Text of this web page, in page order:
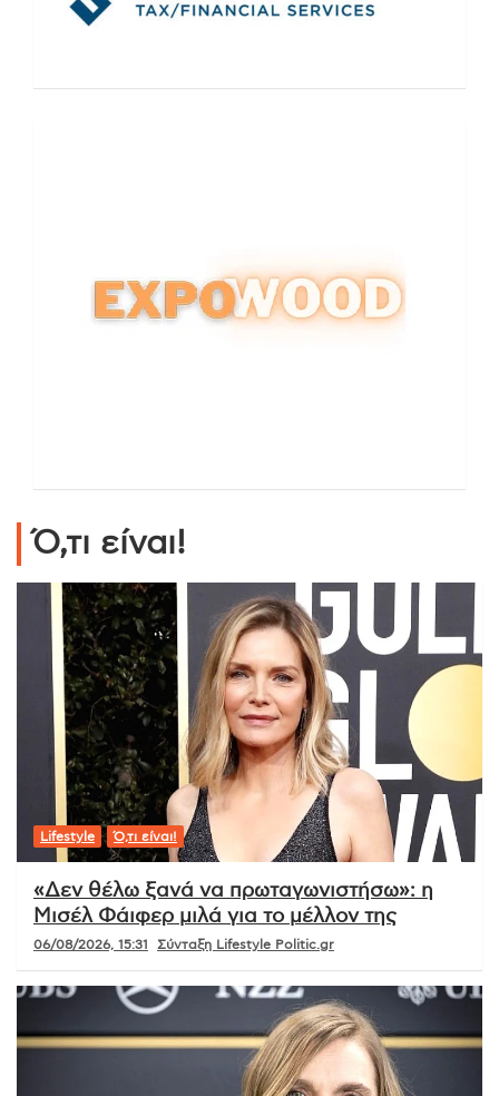
Ό,τι είναι!
Lifestyle Ό,τι είναι!
«Δεν θέλω ξανά να πρωταγωνιστήσω»: η
Μισέλ Φάιφερ μιλά για το μέλλον της
06/08/2026, 15:31 Σύνταξη Lifestyle Politic.gr